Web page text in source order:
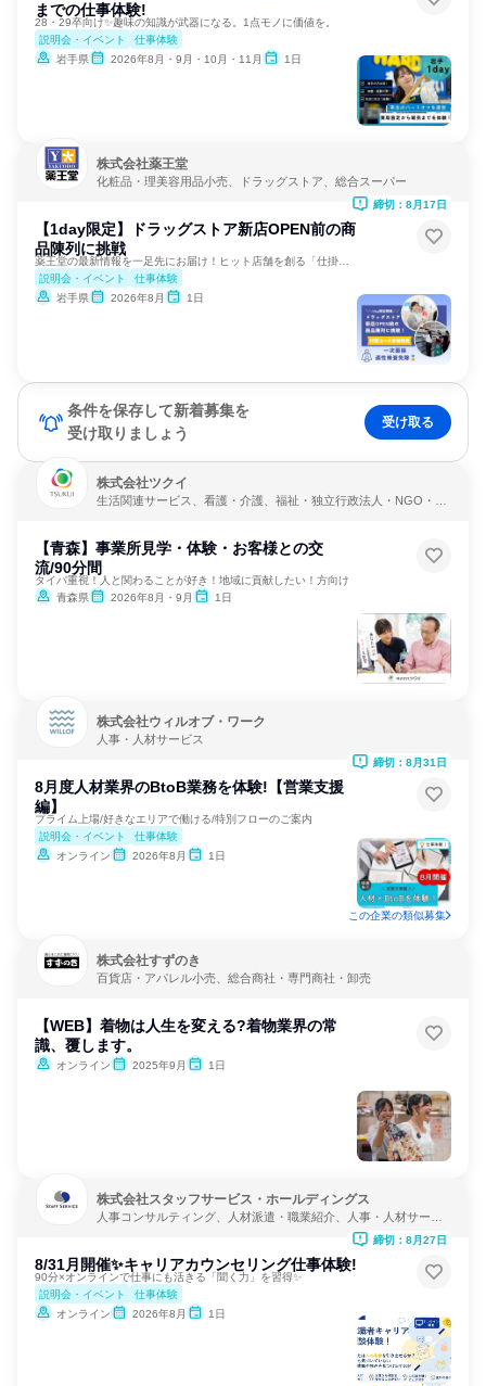
までの仕事体験!
28・29卒向け✨趣味の知識が武器になる。1点モノに価値を。
説明会・イベント
仕事体験
岩手県
2026年8月・9月・10月・11月 1日
株式会社薬王堂
化粧品・理美容用品小売、ドラッグストア、総合スーパー
【1day限定】ドラッグストア新店OPEN前の商
品陳列に挑戦
説明会・イベント
仕事体験
岩手県
2026年8月 1日
締切：8月17日
条件を保存して新着募集を
受け取りましょう
受け取る
株式会社ツクイ
生活関連サービス、看護・介護、福祉・独立行政法人・NGO・N
【青森】事業所見学・体験・お客様との交
流/90分間
タイパ重視！人と関わることが好き！地域に貢献したい！方向け
青森県
2026年8月・9月 1日
株式会社ウィルオブ・ワーク
人事・人材サービス
8月度人材業界のBtoB業務を体験!【営業支援
編】
プライム上場/好きなエリアで働ける/特別フローのご案内
説明会・イベント
仕事体験
オンライン
2026年8月 1日
締切：8月31日
この企業の類似募集
株式会社すずのき
百貨店・アパレル小売、総合商社・専門商社・卸売
【WEB】着物は人生を変える?着物業界の常
識、覆します。
オンライン 2025年9月 1日
株式会社スタッフサービス・ホールディングス
人事コンサルティング、人材派遣・職業紹介、人事・人材サービ
8/31月開催✨キャリアカウンセリング仕事体験!
90分×オンラインで仕事にも活きる「聞く力」を習得✨
説明会・イベント
仕事体験
オンライン
2026年8月 1日
締切：8月27日